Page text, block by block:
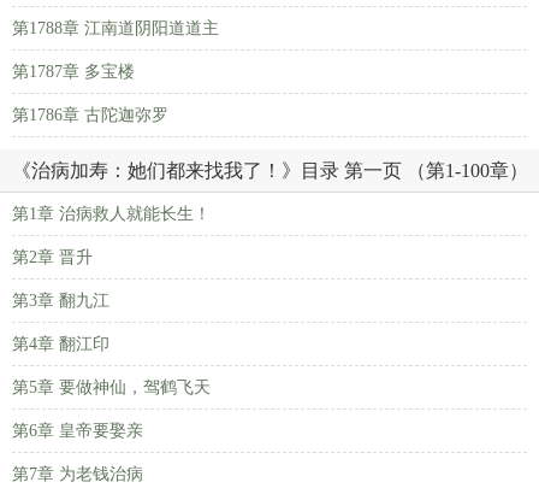
第1788章 江南道阴阳道道主
第1787章 多宝楼
第1786章 古陀迦弥罗
《治病加寿：她们都来找我了！》目录 第一页 （第1-100章）
第1章 治病救人就能长生！
第2章 晋升
第3章 翻九江
第4章 翻江印
第5章 要做神仙，驾鹤飞天
第6章 皇帝要娶亲
第7章 为老钱治病